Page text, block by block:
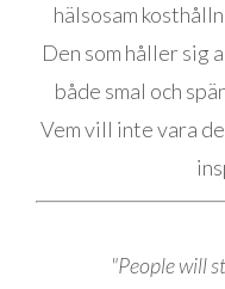
hälsosam
Den som håller sig
både smal och
Vem vill inte vara
"People will